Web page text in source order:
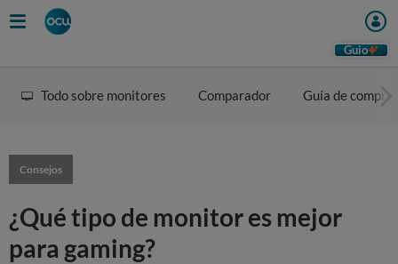
Guio
Todo sobre monitores Comparador Guía de compra
Consejos
¿Qué tipo de monitor es mejor
para gaming?